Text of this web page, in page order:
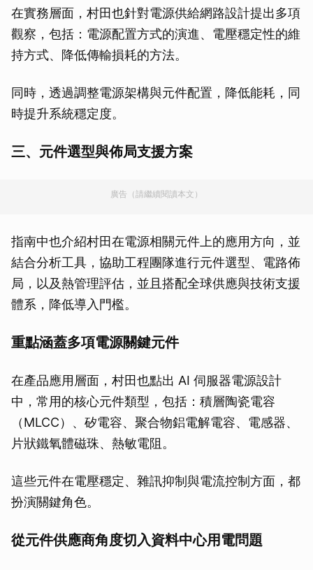
在實務層面，村田也針對電源供給網路設計提出多項
觀察，包括：電源配置方式的演進、電壓穩定性的維
持方式、降低傳輸損耗的方法。
同時，透過調整電源架構與元件配置，降低能耗，同
時提升系統穩定度。
三、元件選型與佈局支援方案
廣告（請繼續閱讀本文）
指南中也介紹村田在電源相關元件上的應用方向，並
結合分析工具，協助工程團隊進行元件選型、電路佈
局，以及熱管理評估，並且搭配全球供應與技術支援
體系，降低導入門檻。
重點涵蓋多項電源關鍵元件
在產品應用層面，村田也點出 AI 伺服器電源設計
中，常用的核心元件類型，包括：積層陶瓷電容
（MLCC）、矽電容、聚合物鋁電解電容、電感器、
片狀鐵氧體磁珠、熱敏電阻。
這些元件在電壓穩定、雜訊抑制與電流控制方面，都
扮演關鍵角色。
從元件供應商角度切入資料中心用電問題